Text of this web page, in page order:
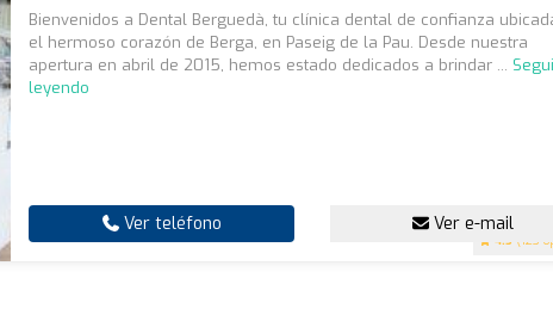
4.5 (123
Bienvenidos a Dental Berguedà, tu clínica dental de confianza
el hermoso corazón de Berga, en Paseig de la Pau. Desde nuestra
apertura en abril de 2015, hemos estado dedicados a brindar ...
leyendo
Ver teléfono Ver e-mail